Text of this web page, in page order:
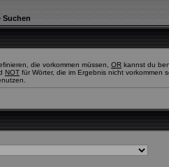
Suchen
die vorkommen müssen, OR kannst du
NOT für Wörter, die im Ergebnis nicht vorkommen